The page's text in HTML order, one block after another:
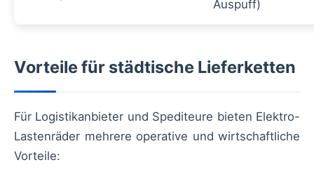
Auspuff)
Vorteile für städtische Lieferketten
Für Logistikanbieter und Spediteure bieten Elektro-
Lastenräder mehrere operative und wirtschaftliche
Vorteile: